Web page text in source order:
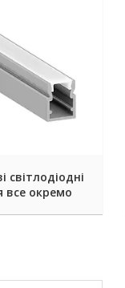
світлодіодні
все окремо